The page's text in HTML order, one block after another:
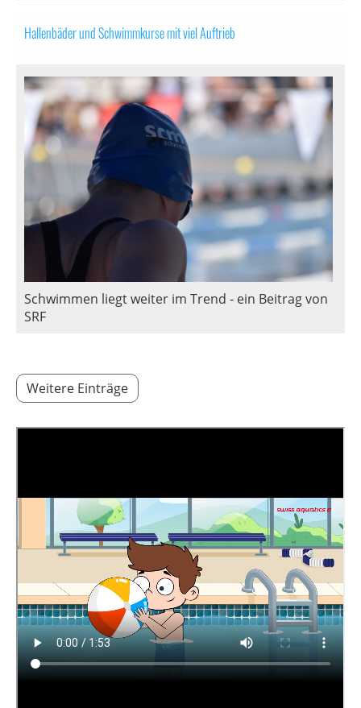
Hallenbäder und Schwimmkurse mit viel Auftrieb
Schwimmen liegt weiter im Trend - ein Beitrag von
SRF
Weitere Einträge